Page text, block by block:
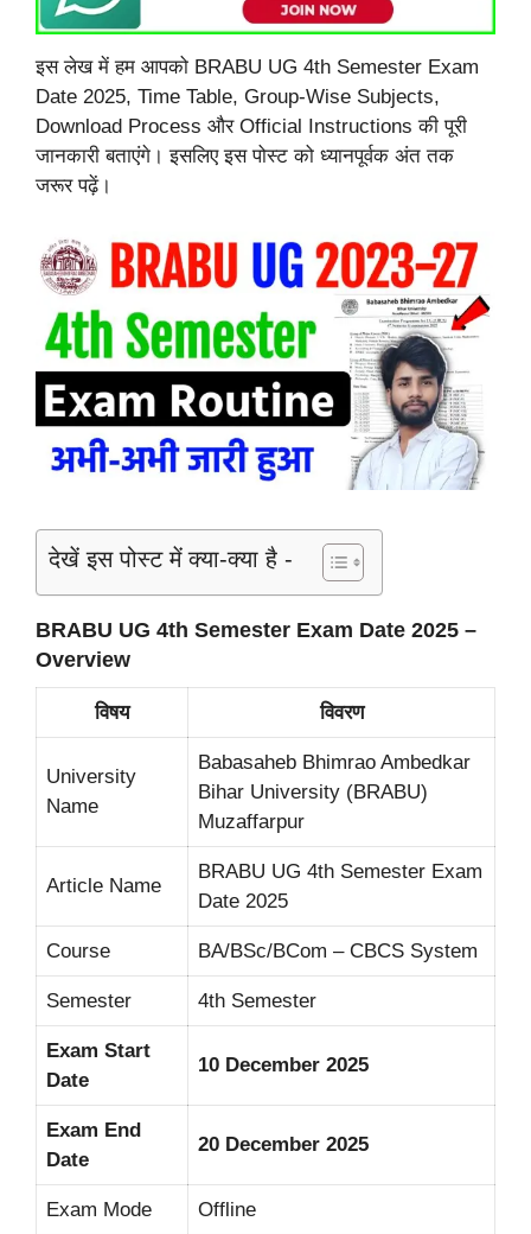
इस लेख में हम आपको BRABU UG 4th Semester Exam
Date 2025, Time Table, Group-Wise Subjects,
Download Process और Official Instructions की पूरी
जानकारी बताएंगे। इसलिए इस पोस्ट को ध्यानपूर्वक अंत तक
जरूर पढ़ें।
देखें इस पोस्ट में क्या-क्या है -
BRABU UG 4th Semester Exam Date 2025 –
Overview
विषय विवरण
University
Name
Babasaheb Bhimrao Ambedkar
Bihar University (BRABU)
Muzaffarpur
Article Name
BRABU UG 4th Semester Exam
Date 2025
Course BA/BSc/BCom – CBCS System
Semester 4th Semester
Exam Start
Date
10 December 2025
Exam End
Date
20 December 2025
Exam Mode Offline